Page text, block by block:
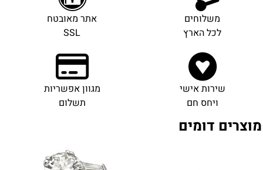
משלוחים
לכל הארץ
אתר מאובטח
SSL
שירות אישי
ויחס חם
מגוון אפשריות
תשלום
מוצרים דומים